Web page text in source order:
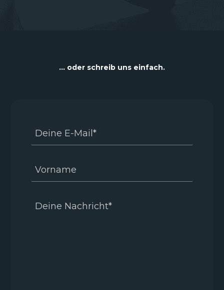
… oder schreib uns einfach.